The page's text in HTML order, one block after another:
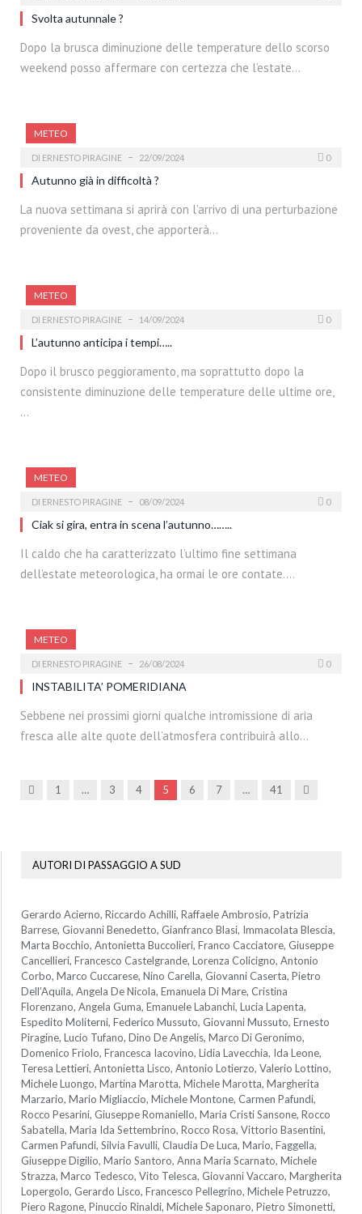
Svolta autunnale ?
Dopo la brusca diminuzione delle temperature dello scorso
weekend posso affermare con certezza che l’estate…
METEO
DI ERNESTO PIRAGINE 22/09/2024 0
Autunno già in difficoltà ?
La nuova settimana si aprirà con l’arrivo di una perturbazione
proveniente da ovest, che apporterà…
METEO
DI ERNESTO PIRAGINE 14/09/2024 0
L’autunno anticipa i tempi…..
Dopo il brusco peggioramento, ma soprattutto dopo la
consistente diminuzione delle temperature delle ultime ore,
…
METEO
DI ERNESTO PIRAGINE 08/09/2024 0
Ciak si gira, entra in scena l’autunno……..
Il caldo che ha caratterizzato l’ultimo fine settimana
dell’estate meteorologica, ha ormai le ore contate.…
METEO
DI ERNESTO PIRAGINE 26/08/2024 0
INSTABILITA’ POMERIDIANA
Sebbene nei prossimi giorni qualche intromissione di aria
fresca alle alte quote dell’atmosfera contribuirà allo…
Precedenti
1 … 3 4 5 6 7 … 41 Prossima
AUTORI DI PASSAGGIO A SUD
Gerardo Acierno, Riccardo Achilli, Raffaele Ambrosio, Patrizia
Barrese, Giovanni Benedetto, Gianfranco Blasi, Immacolata Blescia,
Marta Bocchio, Antonietta Buccolieri, Franco Cacciatore, Giuseppe
Cancellieri, Francesco Castelgrande, Lorenza Colicigno, Antonio
Corbo, Marco Cuccarese, Nino Carella, Giovanni Caserta, Pietro
Dell’Aquila, Angela De Nicola, Emanuela Di Mare, Cristina
Florenzano, Angela Guma, Emanuele Labanchi, Lucia Lapenta,
Espedito Moliterni, Federico Mussuto, Giovanni Mussuto, Ernesto
Piragine, Lucio Tufano, Dino De Angelis, Marco Di Geronimo,
Domenico Friolo, Francesca Iacovino, Lidia Lavecchia, Ida Leone,
Teresa Lettieri, Antonietta Lisco, Antonio Lotierzo, Valerio Lottino,
Michele Luongo, Martina Marotta, Michele Marotta, Margherita
Marzario, Mario Migliaccio, Michele Montone, Carmen Pafundi,
Rocco Pesarini, Giuseppe Romaniello, Maria Cristi Sansone, Rocco
Sabatella, Maria Ida Settembrino, Rocco Rosa, Vittorio Basentini,
Carmen Pafundi, Silvia Favulli, Claudia De Luca, Mario, Faggella,
Giuseppe Digilio, Mario Santoro, Anna Maria Scarnato, Michele
Strazza, Marco Tedesco, Vito Telesca, Giovanni Vaccaro, Margherita
Lopergolo, Gerardo Lisco, Francesco Pellegrino, Michele Petruzzo,
Piero Ragone, Pinuccio Rinaldi, Michele Saponaro, Pietro Simonetti,